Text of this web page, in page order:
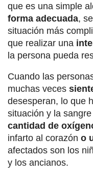
que es una simple
forma adecuada,
situación más
que realizar una
la persona pueda
Cuando las
muchas veces
desesperan, lo que
situación y la
cantidad de
infarto al corazón o
afectados son los
y los ancianos.